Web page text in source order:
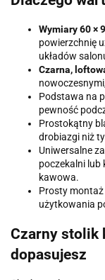
Wymiary 60 ×
powierzchnię
układów
Czarna,
Podstawa na
pewność
Prostokątny
drobiazgi niż
Uniwersalne
poczekalni lub
kawowa.
Prosty
użytkowania
Czarny stolik
dopasujesz